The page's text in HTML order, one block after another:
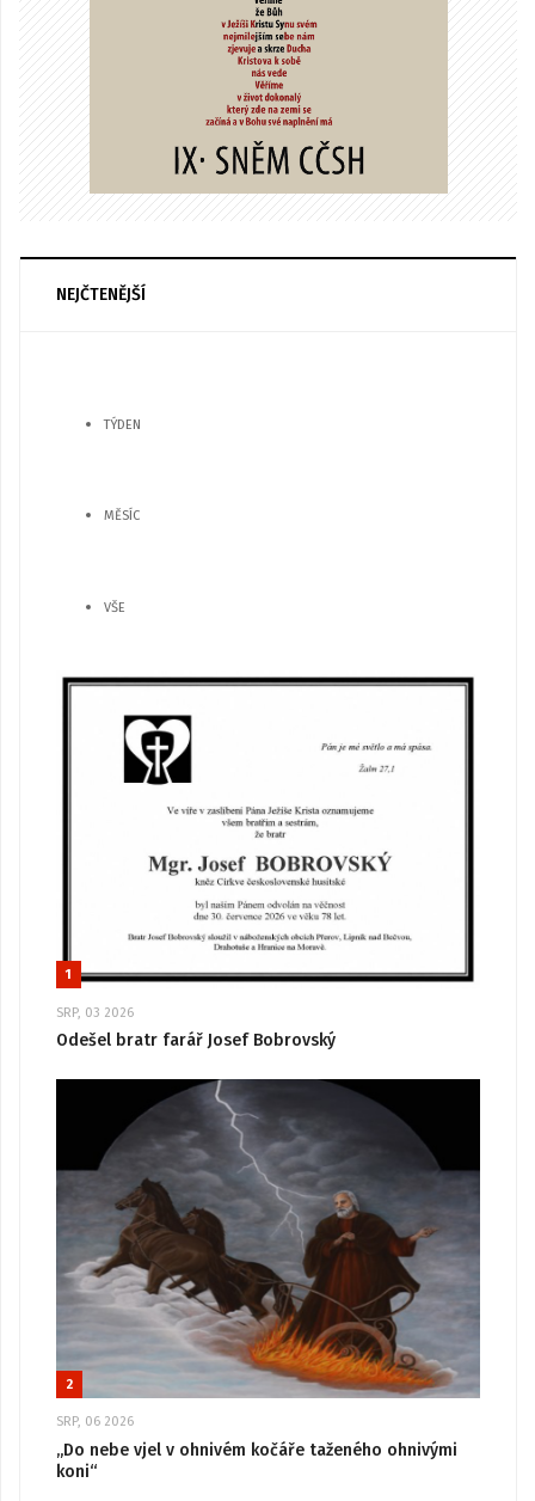
NEJČTENĚJŠÍ
TÝDEN
MĚSÍC
VŠE
1
SRP, 03 2026
Odešel bratr farář Josef Bobrovský
2
SRP, 06 2026
„Do nebe vjel v ohnivém kočáře taženého ohnivými
koni“